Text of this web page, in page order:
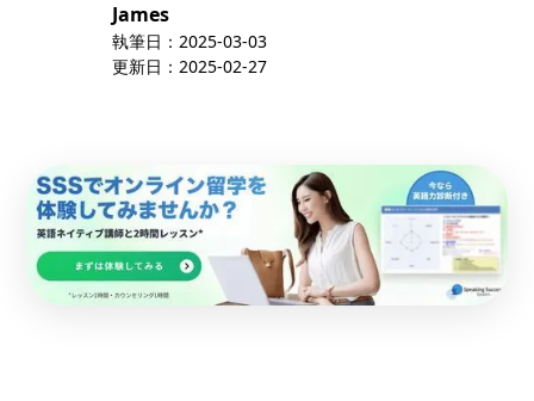
James
執筆日：2025-03-03
更新日：2025-02-27